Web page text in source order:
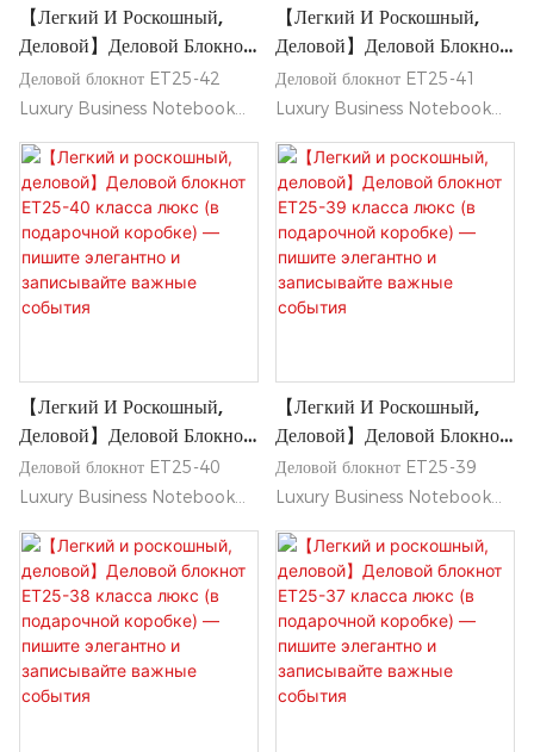
запечатлевать самые смелые
идеи.
запечатлевать самые смелые
идеи.
【Легкий И Роскошный,
Деловой】Деловой Блокнот
ET25-42 Класса Люкс (в
Подарочной Коробке) —
Записывайте Важные
События
Деловой блокнот ET25-42
Luxury Business Notebook
сочетает в себе элегантный,
легкий дизайн и изысканный
профессиональный вид,
идеально подходящий для
деловой обстановки.
Поставляемый в стильной
подарочной коробке, он
достоинством и запечатлевать
самые смелые идеи со вкусом.
【Легкий И Роскошный,
Деловой】Деловой Блокнот
ET25-41 Класса Люкс (в
Подарочной Коробке) —
Записывайте Важные
События
Деловой блокнот ET25-41
Luxury Business Notebook
сочетает в себе элегантный,
легкий дизайн и изысканный
профессиональный вид,
идеально подходящий для
деловой обстановки.
Поставляемый в стильной
подарочной коробке, он
изяществом и стильно
запечатлевать самые смелые
идеи.
【Легкий И Роскошный,
Деловой】Деловой Блокнот
ET25-40 Класса Люкс (в
Подарочной Коробке) —
Записывайте Важные
События
Деловой блокнот ET25-40
Luxury Business Notebook
сочетает в себе элегантный,
легкий дизайн и изысканный
профессиональный внешний
вид, идеально подходящий для
деловой обстановки.
Поставляемый в стильной
подарочной коробке, он
【Легкий И Роскошный,
Деловой】Деловой Блокнот
ET25-39 Класса Люкс (в
Подарочной Коробке) —
Записывайте Важные
События
Деловой блокнот ET25-39
Luxury Business Notebook
сочетает в себе элегантный,
легкий дизайн и изысканный
профессиональный вид,
идеально подходящий для
деловой обстановки.
Поставляемый в стильной
подарочной коробке, он